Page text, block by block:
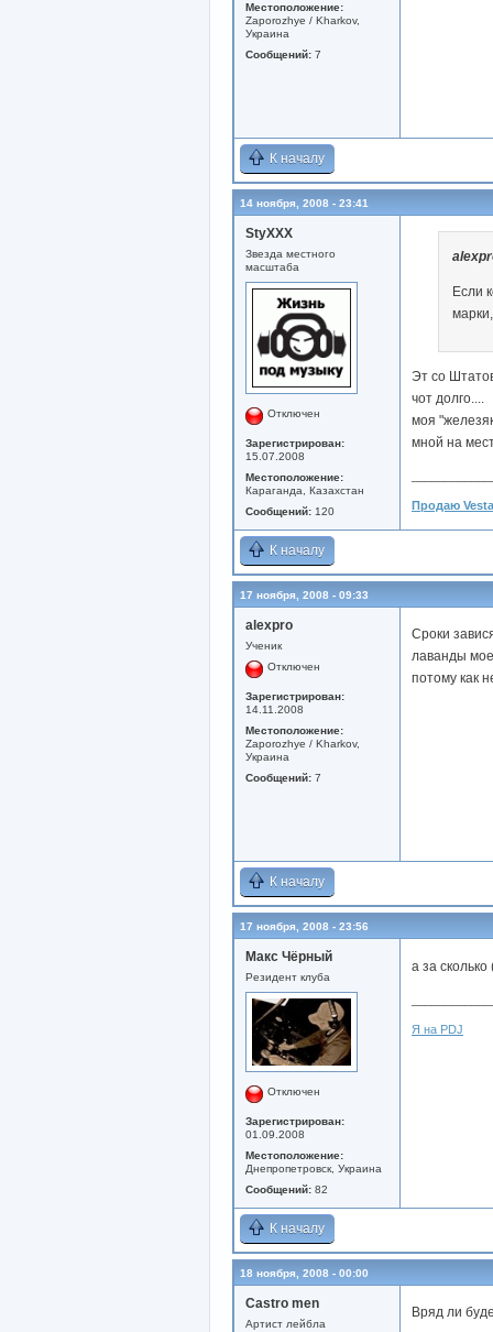
Местоположение:
Zaporozhye / Kharkov,
Украина
Сообщений: 7
К началу
14 ноября, 2008 - 23:41
StyXXX
Звезда местного
масштаба
Отключен
Зарегистрирован:
15.07.2008
Местоположение:
Караганда, Казахстан
Сообщений: 120
Если
Эт со
чот долго....
моя
мной на
Продаю
К началу
17 ноября, 2008 - 09:33
alexpro
Ученик
Отключен
Зарегистрирован:
14.11.2008
Местоположение:
Zaporozhye / Kharkov,
Украина
Сообщений: 7
Сроки
лаванды
потому как
К началу
17 ноября, 2008 - 23:56
Макс Чёрный
Резидент клуба
Отключен
Зарегистрирован:
01.09.2008
Местоположение:
Днепропетровск, Украина
Сообщений: 82
а за
Я на PDJ
К началу
18 ноября, 2008 - 00:00
Castro men
Артист лейбла
Вряд ли